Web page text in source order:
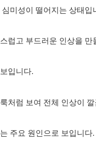
미성이 떨어지는 상태입
럽고 부드러운 인상을 만
입니다.
처럼 보여 전체 인상이
주요 원인으로 보입니다.